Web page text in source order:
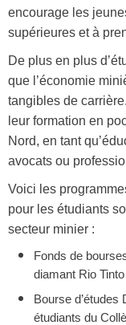
encourage les
supérieures et à
De plus en plus
que l’économie
tangibles de
leur formation en
Nord, en tant
avocats ou
Voici les
pour les étudiants
secteur minier :
Fonds de
diamant Rio
Bourse
étudiants du